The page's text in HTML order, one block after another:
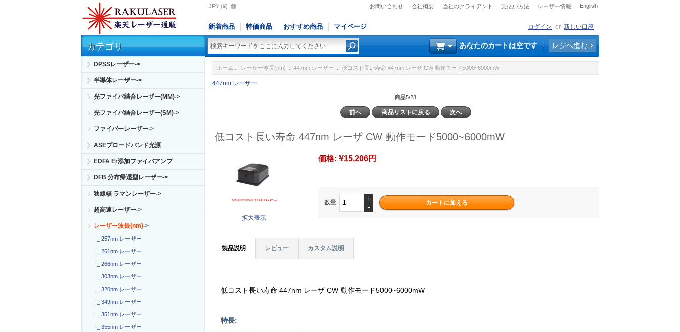
お問い合わせ 会社概要 当社のクライアント 支払い方法 レーザー情報 English
JPY (¥)
新着商品 特価商品 おすすめ商品 マイページ ログイン or 新しい口座
あなたのカートは空です レジへ進む
カテゴリ
DPSSレーザー->
半導体レーザー->
光ファイバ結合レーザー(MM)->
光ファイバ結合レーザー(SM)->
ファイバーレーザー->
ASEブロードバンド光源
EDFA Er添加ファイバアンプ
DFB 分布帰還型レーザー->
狭線幅 ラマンレーザー->
超高速レーザー->
レーザー波長(nm)->
|_ 257nm レーザー
|_ 261nm レーザー
|_ 266nm レーザー
|_ 303nm レーザー
|_ 320nm レーザー
|_ 349nm レーザー
|_ 351nm レーザー
|_ 355nm レーザー
ホーム :: レーザー波長(nm) ::447nm レーザー :: 低コスト長い寿命 447nm レーザ CW 動作モード5000~6000mW
447nm レーザー
商品5/28
前へ 商品リストに戻る 次へ
低コスト長い寿命 447nm レーザ CW 動作モード5000~6000mW
拡大表示
価格:¥15,206円
数量.
+
-
製品説明 レビュー カスタム説明
低コスト長い寿命 447nm レーザ CW 動作モード5000~6000mW
特長: